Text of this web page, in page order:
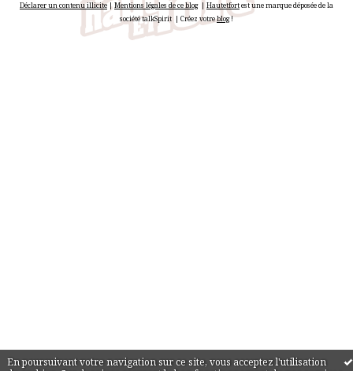
En poursuivant votre navigation sur ce site, vous acceptez l'utilisation
Déclarer un contenu illicite|Mentions légales de ce blog| Hautetfortest une marque déposée de la
société talkSpirit | Créez votreblog!